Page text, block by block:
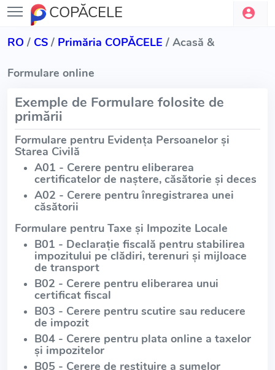
COPĂCELE
RO / CS / Primăria COPĂCELE / Acasă &
Formulare online
Exemple de Formulare folosite de
primării
Formulare pentru Evidența Persoanelor și
Starea Civilă
A01 - Cerere pentru eliberarea
certificatelor de naștere, căsătorie și deces
A02 - Cerere pentru înregistrarea unei
căsătorii
Formulare pentru Taxe și Impozite Locale
B01 - Declarație fiscală pentru stabilirea
impozitului pe clădiri, terenuri și mijloace
de transport
B02 - Cerere pentru eliberarea unui
certificat fiscal
B03 - Cerere pentru scutire sau reducere
de impozit
B04 - Cerere pentru plata online a taxelor
și impozitelor
B05 - Cerere de restituire a sumelor